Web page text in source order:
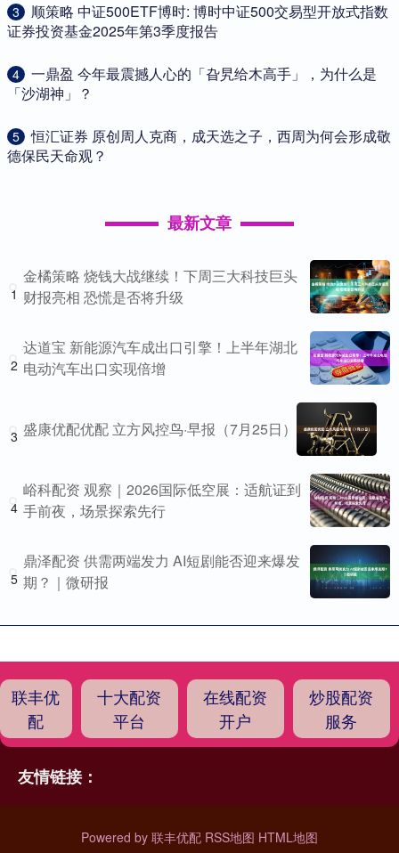
3
​顺策略 中证500ETF博时: 博时中证500交易型开放式指数
证券投资基金2025年第3季度报告
4
​一鼎盈 今年最震撼人心的「旮旯给木高手」，为什么是
「沙湖神」？
5
​恒汇证券 原创周人克商，成天选之子，西周为何会形成敬
德保民天命观？
最新文章
1
金橘策略 烧钱大战继续！下周三大科技巨头
财报亮相 恐慌是否将升级
2
达道宝 新能源汽车成出口引擎！上半年湖北
电动汽车出口实现倍增
3 盛康优配优配 立方风控鸟·早报（7月25日）
4
峪科配资 观察｜2026国际低空展：适航证到
手前夜，场景探索先行
5
鼎泽配资 供需两端发力 AI短剧能否迎来爆发
期？｜微研报
联丰优
配
十大配资
平台
在线配资
开户
炒股配资
服务
友情链接：
Powered by 联丰优配 RSS地图 HTML地图